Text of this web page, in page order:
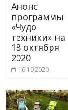
Анонс
программы
«Чудо
техники» на
18 октября
2020
16.10.2020